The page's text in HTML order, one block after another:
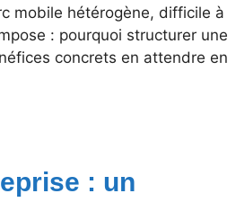
mobile hétérogène, difficile à
: pourquoi structurer une
concrets en attendre en
: un